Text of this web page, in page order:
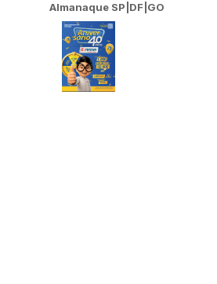
Almanaque SP|DF|GO